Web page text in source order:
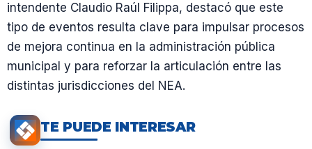
intendente Claudio Raúl Filippa, destacó que este
tipo de eventos resulta clave para impulsar procesos
de mejora continua en la administración pública
municipal y para reforzar la articulación entre las
distintas jurisdicciones del NEA.
TE PUEDE INTERESAR